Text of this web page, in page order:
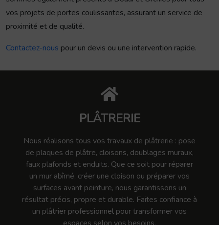
vos projets de portes coulissantes, assurant un service de
proximité et de qualité.
Contactez-nous pour un devis ou une intervention rapide.
PLÂTRERIE
Nous réalisons tous vos travaux de plâtrerie : pose
de plaques de plâtre, cloisons, doublages muraux,
faux plafonds et enduits. Que ce soit pour réparer
un mur abîmé, créer une cloison ou préparer vos
surfaces avant peinture, nous garantissons un
résultat précis, propre et durable. Faites confiance à
un plâtrier professionnel pour transformer vos